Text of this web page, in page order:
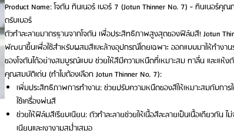
Product Name: โจตัน ทินเนอร์ เบอร์ 7 (Jotun Thinner No. 7) - ทินเนอร์
ตรับเบอร์
ตัวทำละลายมาตรฐานจากโจตัน เพื่อประสิทธิภาพสูงสุดของฟิล์มสี! Jotun
พัฒนาขึ้นเพื่อใช้สำหรับผสมสีและล้างอุปกรณ์โดยเฉพาะ ออกแบบมาให้ทำงาน
ของโจตันได้อย่างสมบูรณ์แบบ ช่วยให้สีมีความหนืดที่เหมาะสม ทาลื่น และแห้ง
คุณสมบัติเด่น (ทำไมต้องเลือก Jotun Thinner No. 7):
เพิ่มประสิทธิภาพการทำงาน: ช่วยปรับความหนืดของสีให้เหมาะสมกับกา
ใช้เครื่องพ่นสี
ช่วยให้ฟิล์มสีเรียบเนียน: ตัวทำละลายช่วยให้เนื้อสีละลายเป็นเนื้อเดียวกัน
เนียนและเงางามสม่ำเสมอ